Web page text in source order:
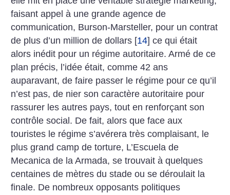
faisant appel à une grande agence de
communication, Burson-Marsteller, pour un contrat
de plus d’un million de dollars [14] ce qui était
alors inédit pour un régime autoritaire. Armé de ce
plan précis, l’idée était, comme 42 ans
auparavant, de faire passer le régime pour ce qu’il
n’est pas, de nier son caractère autoritaire pour
rassurer les autres pays, tout en renforçant son
contrôle social. De fait, alors que face aux
touristes le régime s’avérera très complaisant, le
plus grand camp de torture, L’Escuela de
Mecanica de la Armada, se trouvait à quelques
centaines de mètres du stade ou se déroulait la
finale. De nombreux opposants politiques